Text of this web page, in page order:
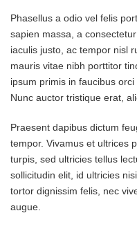
Phasellus a odio vel felis
sapien massa, a
iaculis justo, ac tempor nisl
mauris vitae nibh porttitor
ipsum primis in faucibus
Nunc auctor tristique erat,
Praesent dapibus dictum
tempor. Vivamus et ultrices
turpis, sed ultricies tellus
sollicitudin elit, id ultricies
tortor dignissim felis, nec
augue.